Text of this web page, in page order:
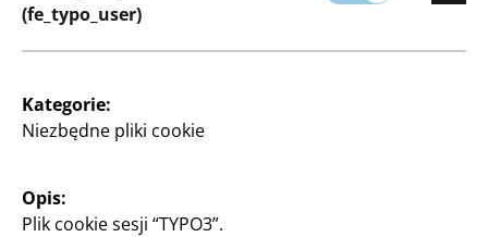
(fe_typo_user)
Kategorie:
Niezbędne pliki cookie
Opis:
Plik cookie sesji “TYPO3”.